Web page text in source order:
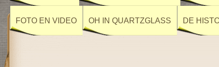
FOTO EN VIDEO OH IN QUARTZGLASS DE